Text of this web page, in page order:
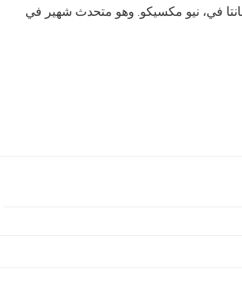
في، نيو مكسيكو. وهو متحدث شهير في